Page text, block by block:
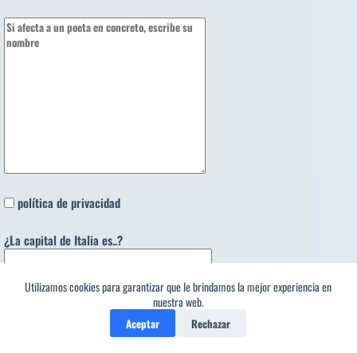
Utilizamos cookies para garantizar que le brindamos la mejor experiencia en
nuestra web.
Aceptar Rechazar
política de privacidad
¿La capital de Italia es..?